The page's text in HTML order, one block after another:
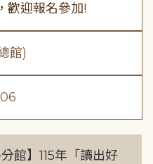
歡迎報名參加!
館)
館】115年「讀出好